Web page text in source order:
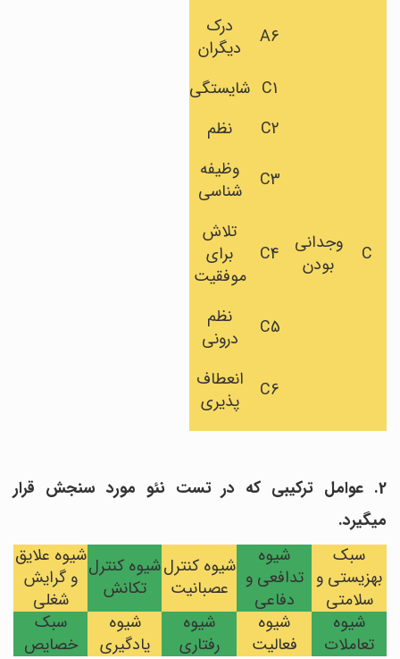
A6
درک
دیگران
C
وجدانی
بودن
C1 شایستگی
C2
نظم
C3
وظیفه
شناسی
C4
تلاش
برای
موفقیت
C5
نظم
درونی
C6
انعطاف
پذیری
2. عوامل ترکیبی که در تست نئو مورد سنجش قرار
میگیرد.
سبک
بهزیستی و
سلامتی
شیوه
تدافعی و
دفاعی
شیوه کنترل
عصبانیت
شیوه کنترل
تکانش
شیوه علایق
و گرایش
شغلی
شیوه
تعاملات
شیوه
فعالیت
شیوه
رفتاری
شیوه
یادگیری
سبک
خصایص